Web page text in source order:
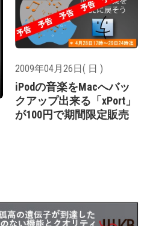
2009年04月26日( 日 )
iPodの音楽をMacへバッ
クアップ出来る「xPort」
が100円で期間限定販売